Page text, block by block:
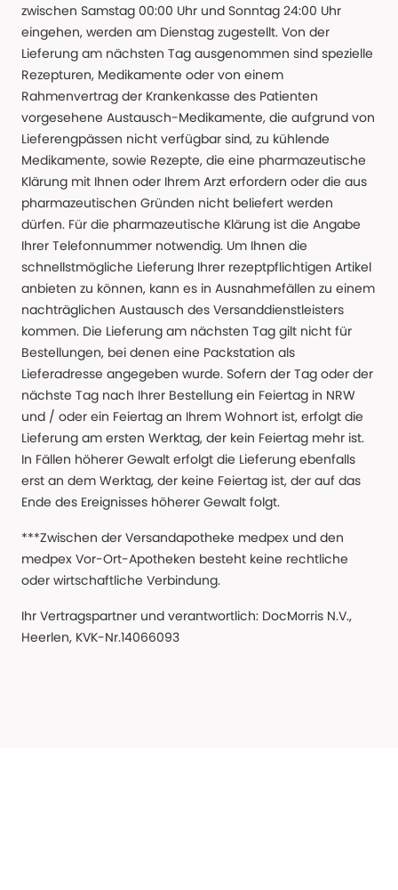
zwischen Samstag 00:00 Uhr und Sonntag 24:00 Uhr
eingehen, werden am Dienstag zugestellt. Von der
Lieferung am nächsten Tag ausgenommen sind spezielle
Rezepturen, Medikamente oder von einem
Rahmenvertrag der Krankenkasse des Patienten
vorgesehene Austausch-Medikamente, die aufgrund von
Lieferengpässen nicht verfügbar sind, zu kühlende
Medikamente, sowie Rezepte, die eine pharmazeutische
Klärung mit Ihnen oder Ihrem Arzt erfordern oder die aus
pharmazeutischen Gründen nicht beliefert werden
dürfen. Für die pharmazeutische Klärung ist die Angabe
Ihrer Telefonnummer notwendig. Um Ihnen die
schnellstmögliche Lieferung Ihrer rezeptpflichtigen Artikel
anbieten zu können, kann es in Ausnahmefällen zu einem
nachträglichen Austausch des Versanddienstleisters
kommen. Die Lieferung am nächsten Tag gilt nicht für
Bestellungen, bei denen eine Packstation als
Lieferadresse angegeben wurde. Sofern der Tag oder der
nächste Tag nach Ihrer Bestellung ein Feiertag in NRW
und / oder ein Feiertag an Ihrem Wohnort ist, erfolgt die
Lieferung am ersten Werktag, der kein Feiertag mehr ist.
In Fällen höherer Gewalt erfolgt die Lieferung ebenfalls
erst an dem Werktag, der keine Feiertag ist, der auf das
Ende des Ereignisses höherer Gewalt folgt.
***Zwischen der Versandapotheke medpex und den
medpex Vor-Ort-Apotheken besteht keine rechtliche
oder wirtschaftliche Verbindung.
Ihr Vertragspartner und verantwortlich: DocMorris N.V.,
Heerlen, KVK-Nr.14066093